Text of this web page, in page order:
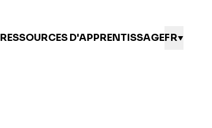
RESSOURCES D'APPRENTISSAGEFR